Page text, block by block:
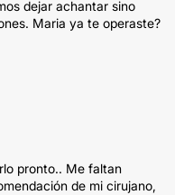
dejar achantar sino
Maria ya te operaste?
pronto.. Me faltan
de mi cirujano,